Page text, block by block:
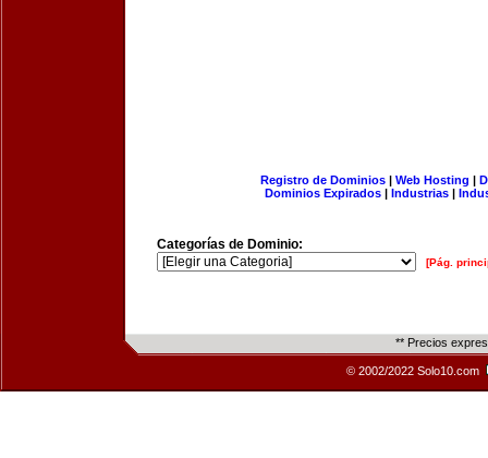
Registro de Dominios| Web Hosting |
Dominios Expirados | Industrias |
Categorías de Dominio:
[Pág.
** Precios
© 2002/2022 Solo10.com